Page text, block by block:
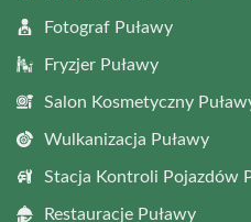
Fotograf Puławy
Fryzjer Puławy
Salon Kosmetyczny
Wulkanizacja Puławy
Stacja Kontroli Pojazdów
Restauracje Puławy